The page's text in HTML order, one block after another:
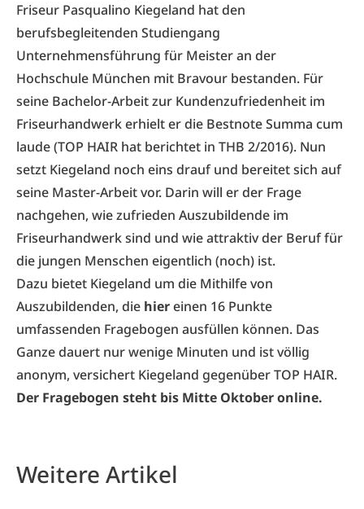
Friseur Pasqualino Kiegeland hat den
berufsbegleitenden Studiengang
Unternehmensführung für Meister an der
Hochschule München mit Bravour bestanden. Für
seine Bachelor-Arbeit zur Kundenzufriedenheit im
Friseurhandwerk erhielt er die Bestnote Summa cum
laude (TOP HAIR hat berichtet in THB 2/2016). Nun
setzt Kiegeland noch eins drauf und bereitet sich auf
seine Master-Arbeit vor. Darin will er der Frage
nachgehen, wie zufrieden Auszubildende im
Friseurhandwerk sind und wie attraktiv der Beruf für
die jungen Menschen eigentlich (noch) ist.
Dazu bietet Kiegeland um die Mithilfe von
Auszubildenden, die hiereinen 16 Punkte
umfassenden Fragebogen ausfüllen können. Das
Ganze dauert nur wenige Minuten und ist völlig
anonym, versichert Kiegeland gegenüber TOP HAIR.
Der Fragebogen steht bis Mitte Oktober online.
Weitere Artikel